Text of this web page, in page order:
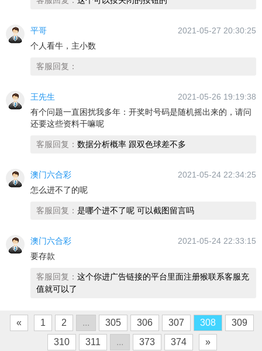
平哥
2021-05-27 20:30:25
个人看牛，主小数
客服回复：
王先生
2021-05-26 19:19:38
有个问题一直困扰我多年：开奖时号码是随机摇出来的，请问
还要这些资料干嘛呢
客服回复： 数据分析概率 跟双色球差不多
澳门六合彩
2021-05-24 22:34:25
怎么进不了的呢
客服回复： 是哪个进不了呢 可以截图留言吗
澳门六合彩
2021-05-24 22:33:15
要存款
客服回复： 这个你进广告链接的平台里面注册猴联系客服充
值就可以了
« 1 2 ... 305 306 307 308
309
310
311 ... 373 374 »